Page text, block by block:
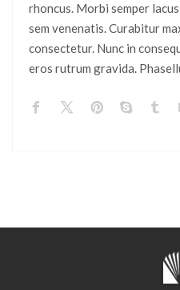
rhoncus. Morbi semper
sem venenatis. Curabitur
consectetur. Nunc in
eros rutrum gravida.